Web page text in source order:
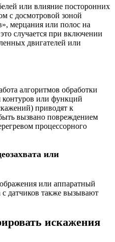
или влияние посторонних
с досмотровой зоной
мерцания или полос на
случается при включении
двигателей или
алгоритмов обработки
контуров или функций
приводят к
вызвано повреждением
процессорного
или
или аппаратный
датчиков также вызывают
искажения